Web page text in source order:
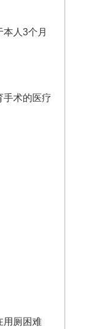
人3个月
术的医疗
用厕困难